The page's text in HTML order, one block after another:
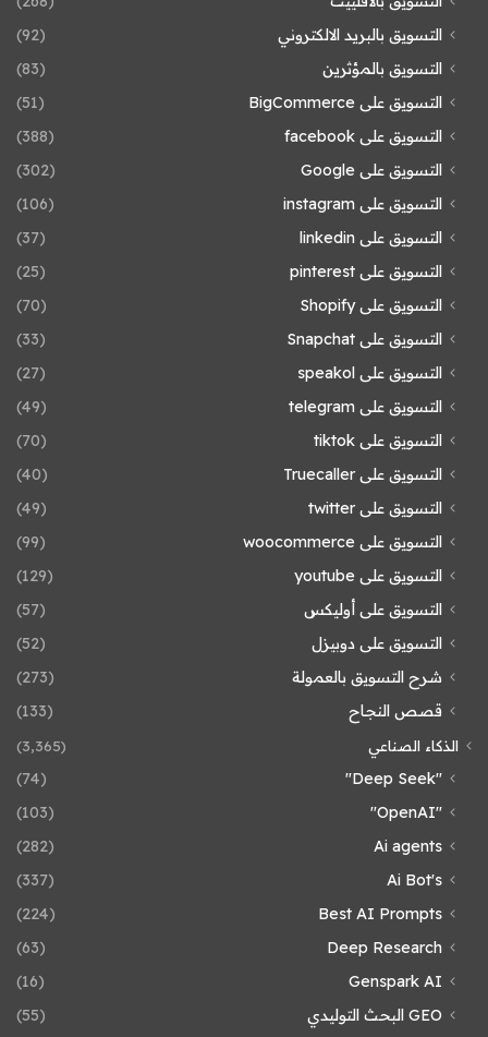
التسويق بالبريد الالكتروني
(92)
التسويق بالمؤثرين
(83)
التسويق على BigCommerce
(51)
التسويق على facebook
(388)
التسويق على Google
(302)
التسويق على instagram
(106)
التسويق على linkedin
(37)
التسويق على pinterest
(25)
التسويق على Shopify
(70)
التسويق على Snapchat
(33)
التسويق على speakol
(27)
التسويق على telegram
(49)
التسويق على tiktok
(70)
التسويق على Truecaller
(40)
التسويق على twitter
(49)
التسويق على woocommerce
(99)
التسويق على youtube
(129)
التسويق على أوليكس
(57)
التسويق على دوبيزل
(52)
شرح التسويق بالعمولة
(273)
قصص النجاح
(133)
الذكاء الصناعي (3٬365)
"Deep Seek"
(74)
"OpenAI"
(103)
Ai agents
(282)
Ai Bot's
(337)
Best AI Prompts
(224)
Deep Research
(63)
Genspark AI
(16)
GEO البحث التوليدي
(55)